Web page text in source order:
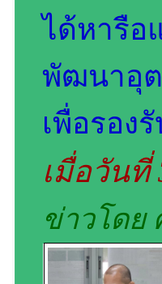
ได้หารือ
พัฒนาอุต
เพื่อรอง
เมื่อวันที่
ข่าวโดย